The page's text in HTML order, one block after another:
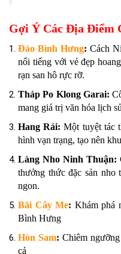
Gợi Ý Các Địa Điểm
Đảo Bình Hưng:Cách
nổi tiếng với vẻ đẹp
rạn san hô rực rỡ.
Tháp Po Klong Garai:
mang giá trị văn hóa lịch
Hang Rái:Một tuyệt tác
hình vạn trạng, tạo nên
Làng Nho Ninh Thuận:
thưởng thức đặc sản
ngon.
Bãi Cây Me: Khám phá
Bình Hưng
Hòn Sam: Chiêm
cả